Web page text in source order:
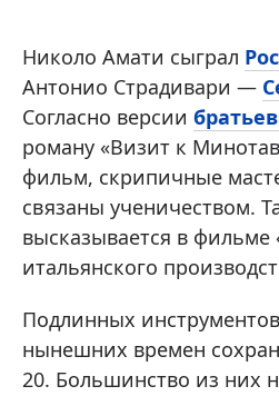
Николо Амати сыграл
Антонио Страдивари —
Согласно версии
роману «Визит к
фильм, скрипичные
связаны ученичеством.
высказывается в фильме
итальянского
Подлинных
нынешних времен
20. Большинство из них